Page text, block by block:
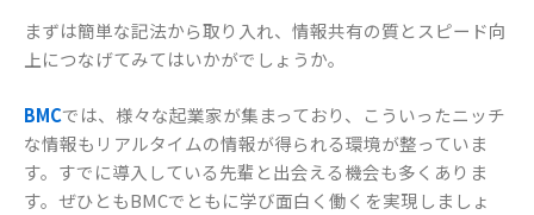
まずは簡単な記法から取り入れ、情報共有の質とスピード向
上につなげてみてはいかがでしょうか。
BMCでは、様々な起業家が集まっており、こういったニッチ
な情報もリアルタイムの情報が得られる環境が整っていま
す。すでに導入している先輩と出会える機会も多くありま
す。ぜひともBMCでともに学び面白く働くを実現しましょ